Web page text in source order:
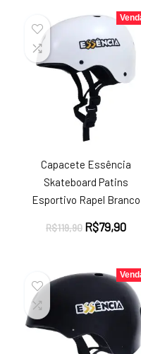
Capacete Essência
Skateboard Patins
Esportivo Rapel Branco
R$119,90 O
R$119,90.
R$79,90O
é: